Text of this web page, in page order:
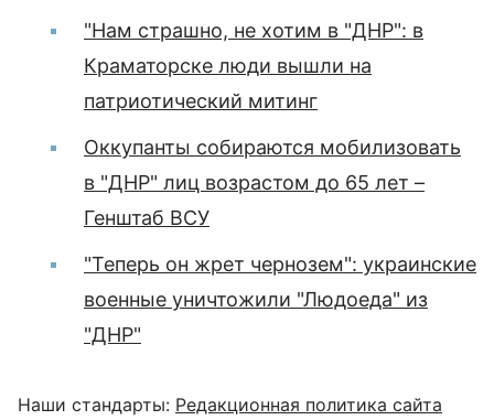
"Нам страшно, не хотим в "ДНР": в
Краматорске люди вышли на
патриотический митинг
Оккупанты собираются мобилизовать
в "ДНР" лиц возрастом до 65 лет –
Генштаб ВСУ
"Теперь он жрет чернозем": украинские
военные уничтожили "Людоеда" из
"ДНР"
Наши стандарты: Редакционная политика сайта